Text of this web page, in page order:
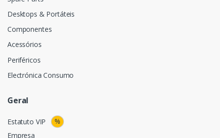
Desktops & Portáteis
Componentes
Acessórios
Periféricos
Electrónica Consumo
Geral
Estatuto VIP
%
Empresa